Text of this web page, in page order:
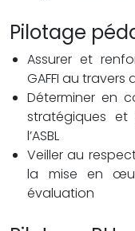
Pilotage
Assurer et
GAFFI au travers
Déterminer en
stratégiques et
l’ASBL
Veiller au
la mise en
évaluation